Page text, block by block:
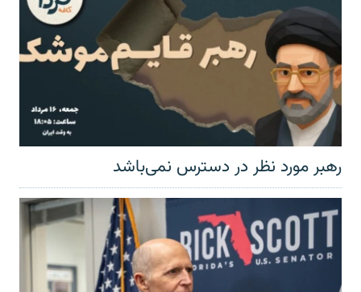
رهبر مورد نظر در دسترس نمی‌باشد